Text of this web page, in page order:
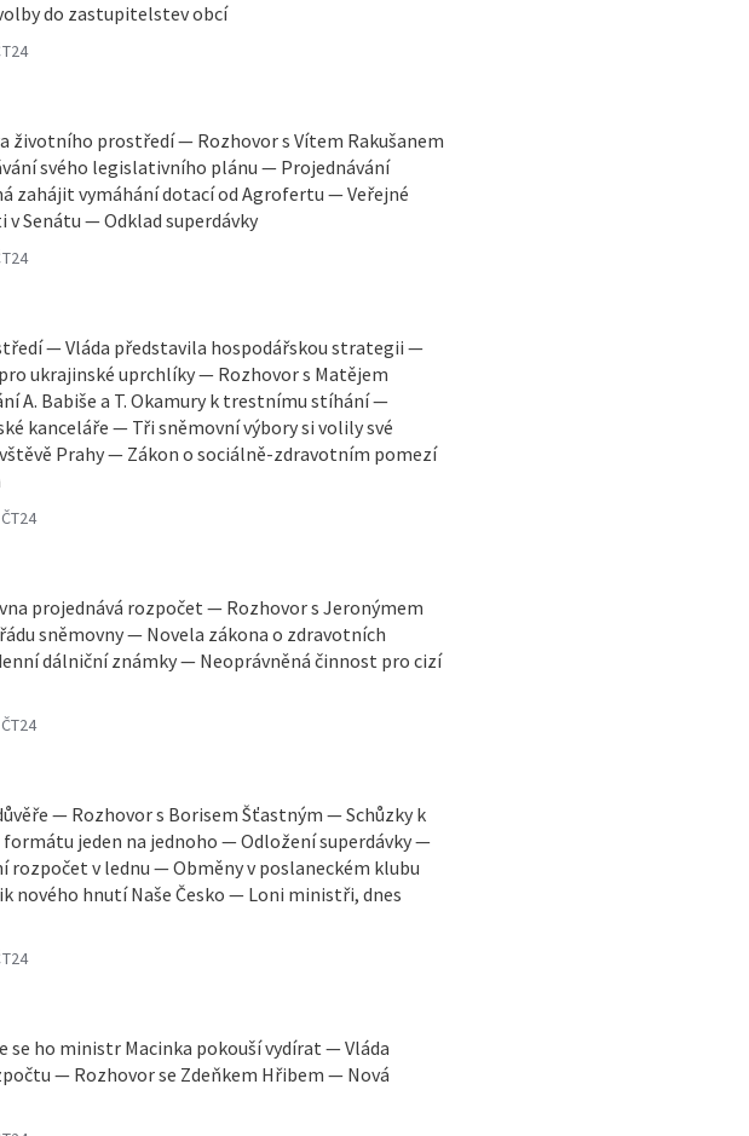
do zastupitelstev obcí
životního prostředí — Rozhovor s Vítem Rakušanem
svého legislativního plánu — Projednávání
zahájit vymáhání dotací od Agrofertu — Veřejné
Senátu — Odklad superdávky
— Vláda představila hospodářskou strategii —
ukrajinské uprchlíky — Rozhovor s Matějem
A. Babiše a T. Okamury k trestnímu stíhání —
kanceláře — Tři sněmovní výbory si volily své
Prahy — Zákon o sociálně-zdravotním pomezí
projednává rozpočet — Rozhovor s Jeronýmem
sněmovny — Novela zákona o zdravotních
dálniční známky — Neoprávněná činnost pro cizí
— Rozhovor s Borisem Šťastným — Schůzky k
jeden na jednoho — Odložení superdávky —
rozpočet v lednu — Obměny v poslaneckém klubu
nového hnutí Naše Česko — Loni ministři, dnes
se ho ministr Macinka pokouší vydírat — Vláda
— Rozhovor se Zdeňkem Hřibem — Nová